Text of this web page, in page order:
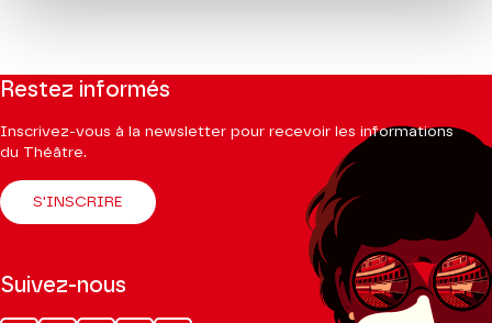
Restez informés
Inscrivez-vous à la newsletter pour recevoir les informations
du Théâtre.
S'INSCRIRE
Suivez-nous